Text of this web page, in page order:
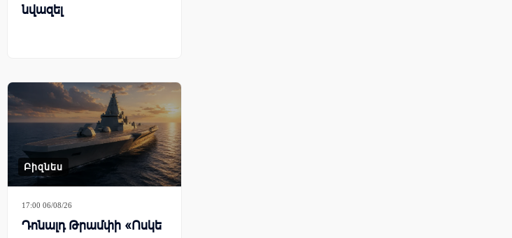
նվազել
Բիզնես
17:00 06/08/26
Դոնալդ Թրամփի «Ոսկե